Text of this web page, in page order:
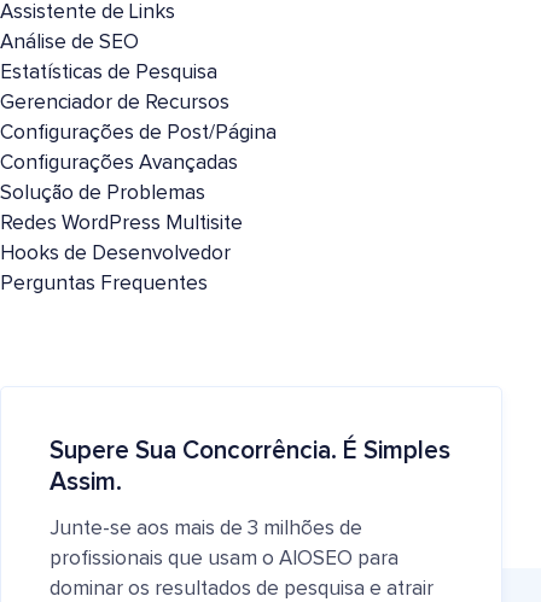
Assistente de Links
Análise de SEO
Estatísticas de Pesquisa
Gerenciador de Recursos
Configurações de Post/Página
Configurações Avançadas
Solução de Problemas
Redes WordPress Multisite
Hooks de Desenvolvedor
Perguntas Frequentes
Supere Sua Concorrência. É Simples
Assim.
Junte-se aos mais de 3 milhões de
profissionais que usam o AIOSEO para
dominar os resultados de pesquisa e atrair